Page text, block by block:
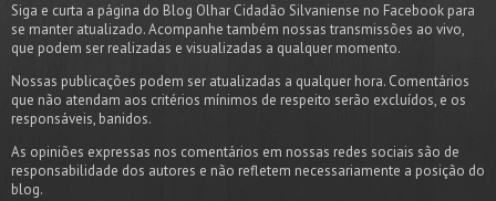
Siga e curta a página do Blog Olhar Cidadão Silvaniense no Facebook para
se manter atualizado. Acompanhe também nossas transmissões ao vivo,
que podem ser realizadas e visualizadas a qualquer momento.
Nossas publicações podem ser atualizadas a qualquer hora. Comentários
que não atendam aos critérios mínimos de respeito serão excluídos, e os
responsáveis, banidos.
As opiniões expressas nos comentários em nossas redes sociais são de
responsabilidade dos autores e não refletem necessariamente a posição do
blog.